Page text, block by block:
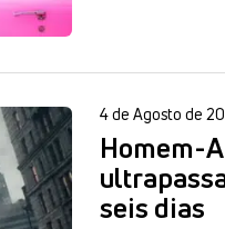
4 de Agosto de
Homem-
seis dias